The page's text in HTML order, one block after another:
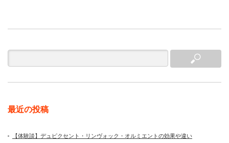
最近の投稿
【体験談】デュピクセント・リンヴォック・オルミエントの効果や違い